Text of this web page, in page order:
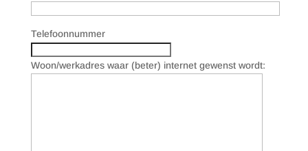
Telefoonnummer
Woon/werkadres waar (beter) internet gewenst wordt: